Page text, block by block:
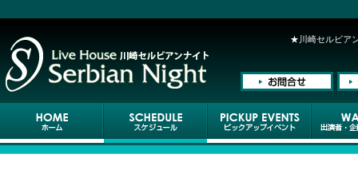
★川崎セルビア